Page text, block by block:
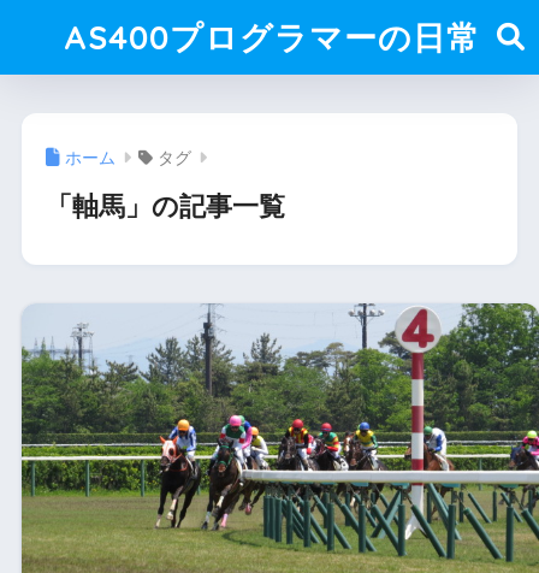
AS400プログラマーの日常
ホーム タグ
「軸馬」の記事一覧